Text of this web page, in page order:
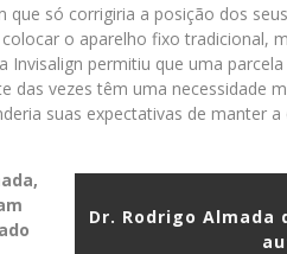
que só corrigiria a posição dos
o aparelho fixo tradicional,
permitiu que uma
vezes têm uma necessidade
suas expectativas de manter
Dr. Rodrigo